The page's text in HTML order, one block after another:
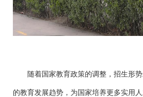
随着国家教育政策的调整，招生形
的教育发展趋势，为国家培养更多实用人